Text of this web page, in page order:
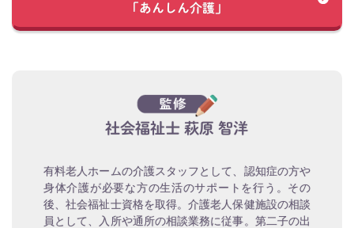
「あんしん介護」
社会福祉士 萩原 智洋
有料老人ホームの介護スタッフとして、認知症の方や
身体介護が必要な方の生活のサポートを行う。その
後、社会福祉士資格を取得。介護老人保健施設の相談
員として、入所や通所の相談業務に従事。第二子の出